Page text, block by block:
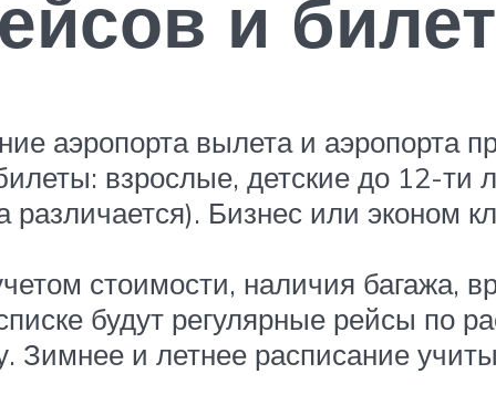
и
аэропорта вылета и аэропорта
взрослые, детские до 12-ти
различается). Бизнес или эконом
стоимости, наличия багажа,
будут регулярные рейсы по
Зимнее и летнее расписание